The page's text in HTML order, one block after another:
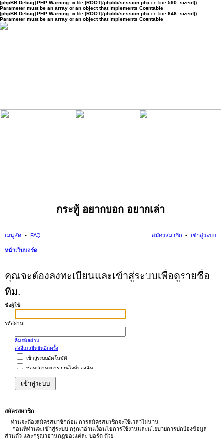
[phpBB Debug] PHP Warning: in file [ROOT]/phpbb/session.php on line 590: sizeof():
Parameter must be an array or an object that implements Countable
[phpBB Debug] PHP Warning: in file [ROOT]/phpbb/session.php on line 646: sizeof():
Parameter must be an array or an object that implements Countable
กระทู้ อยากบอก อยากเล่า
เมนูลัด FAQ เข้าสู่ระบบ
สมัครสมาชิก
หน้าเว็บบอร์ด
คุณจะต้องลงทะเบียนและเข้าสู่ระบบเพื่อดูรายชื่อ
ทีม.
ชื่อผู้ใช้:
รหัสผ่าน:
ลืมรหัสผ่าน
ส่งอีเมลยืนยันอีกครั้ง
เข้าสู่ระบบอัตโนมัติ
ซ่อนสถานะการออนไลน์ของฉัน
สมัครสมาชิก
ท่านจะต้องสมัครสมาชิกก่อน การสมัครสมาชิกจะใช้เวลาไม่นาน
ก่อนที่ท่านจะเข้าสู่ระบบ กรุณาอ่านเงื่อนไขการใช้งานและนโยบายการปกป้องข้อมูล
ส่วนตัว และกรุณาอ่านกฎของแต่ละ บอร์ด ด้วย